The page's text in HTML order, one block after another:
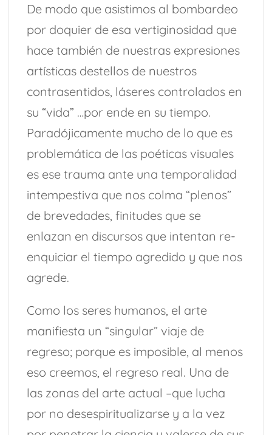
De modo que asistimos al bombardeo
por doquier de esa vertiginosidad que
hace también de nuestras expresiones
artísticas destellos de nuestros
contrasentidos, láseres controlados en
su “vida” …por ende en su tiempo.
Paradójicamente mucho de lo que es
problemática de las poéticas visuales
es ese trauma ante una temporalidad
intempestiva que nos colma “plenos”
de brevedades, finitudes que se
enlazan en discursos que intentan re-
enquiciar el tiempo agredido y que nos
agrede.
Como los seres humanos, el arte
manifiesta un “singular” viaje de
regreso; porque es imposible, al menos
eso creemos, el regreso real. Una de
las zonas del arte actual –que lucha
por no desespiritualizarse y a la vez